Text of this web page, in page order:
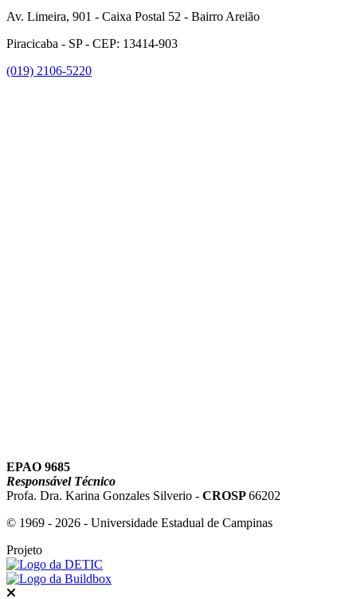
Av. Limeira, 901 - Caixa Postal 52 - Bairro Areião
Piracicaba - SP - CEP: 13414-903
(019) 2106-5220
EPAO 9685
Responsável Técnico
Profa. Dra. Karina Gonzales Silverio - CROSP66202
© 1969 - 2026 - Universidade Estadual de Campinas
Projeto